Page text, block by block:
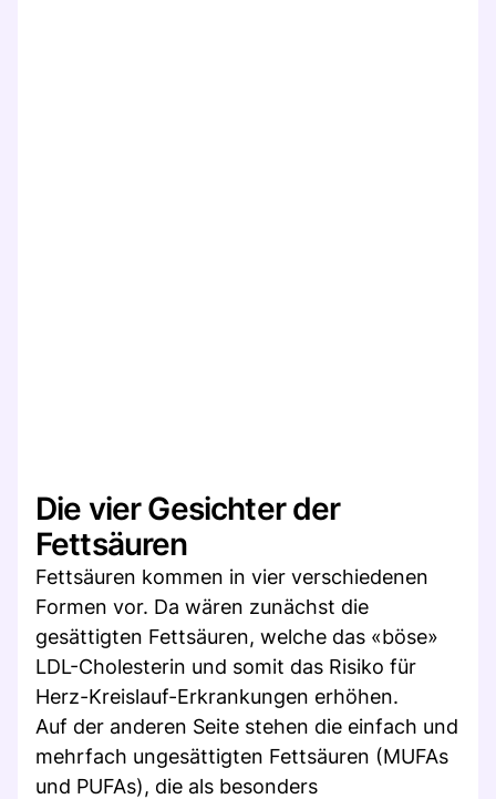
Die vier Gesichter der
Fettsäuren
Fettsäuren kommen in vier verschiedenen
Formen vor. Da wären zunächst die
gesättigten Fettsäuren, welche das «böse»
LDL-Cholesterin und somit das Risiko für
Herz-Kreislauf-Erkrankungen erhöhen.
Auf der anderen Seite stehen die einfach und
mehrfach ungesättigten Fettsäuren (MUFAs
und PUFAs), die als besonders